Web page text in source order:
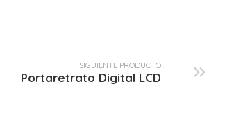
SIGUIENTE PRODUCTO
Portaretrato Digital LCD